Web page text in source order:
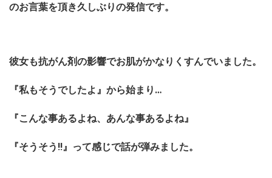
のお言葉を頂き久しぶりの発信です。
彼女も抗がん剤の影響でお肌がかなりくすんでいました。
『私もそうでしたよ』から始まり…
『こんな事あるよね、あんな事あるよね』
『そうそう!!』って感じで話が弾みました。